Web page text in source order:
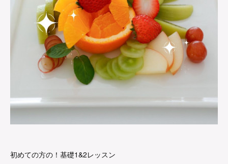
初めての方の！基礎1&2レッスン